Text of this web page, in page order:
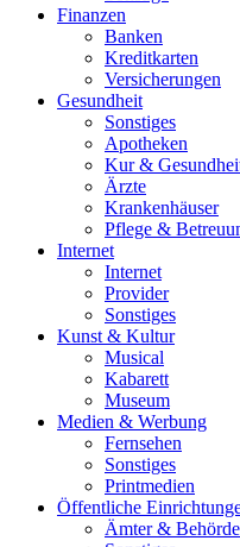
Finanzen
Banken
Kreditkarten
Versicherungen
Gesundheit
Sonstiges
Apotheken
Kur &
Ärzte
Krankenhäuser
Pflege &
Internet
Internet
Provider
Sonstiges
Kunst & Kultur
Musical
Kabarett
Museum
Medien & Werbung
Fernsehen
Sonstiges
Printmedien
Öffentliche
Ämter &